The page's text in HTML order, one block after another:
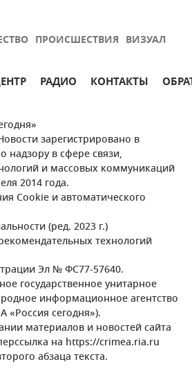
ПРОИСШЕСТВИЯ ВИЗУАЛ
РАДИО КОНТАКТЫ
зарегистрировано в
надзору в сфере связи,
и массовых коммуникаций
2014 года.
Cookie и автоматического
(ред. 2023 г.)
технологий
Эл № ФС77-57640.
государственное унитарное
информационное агентство
«Россия сегодня»).
материалов и новостей сайта
на https://crimea.ria.ru
абзаца текста.